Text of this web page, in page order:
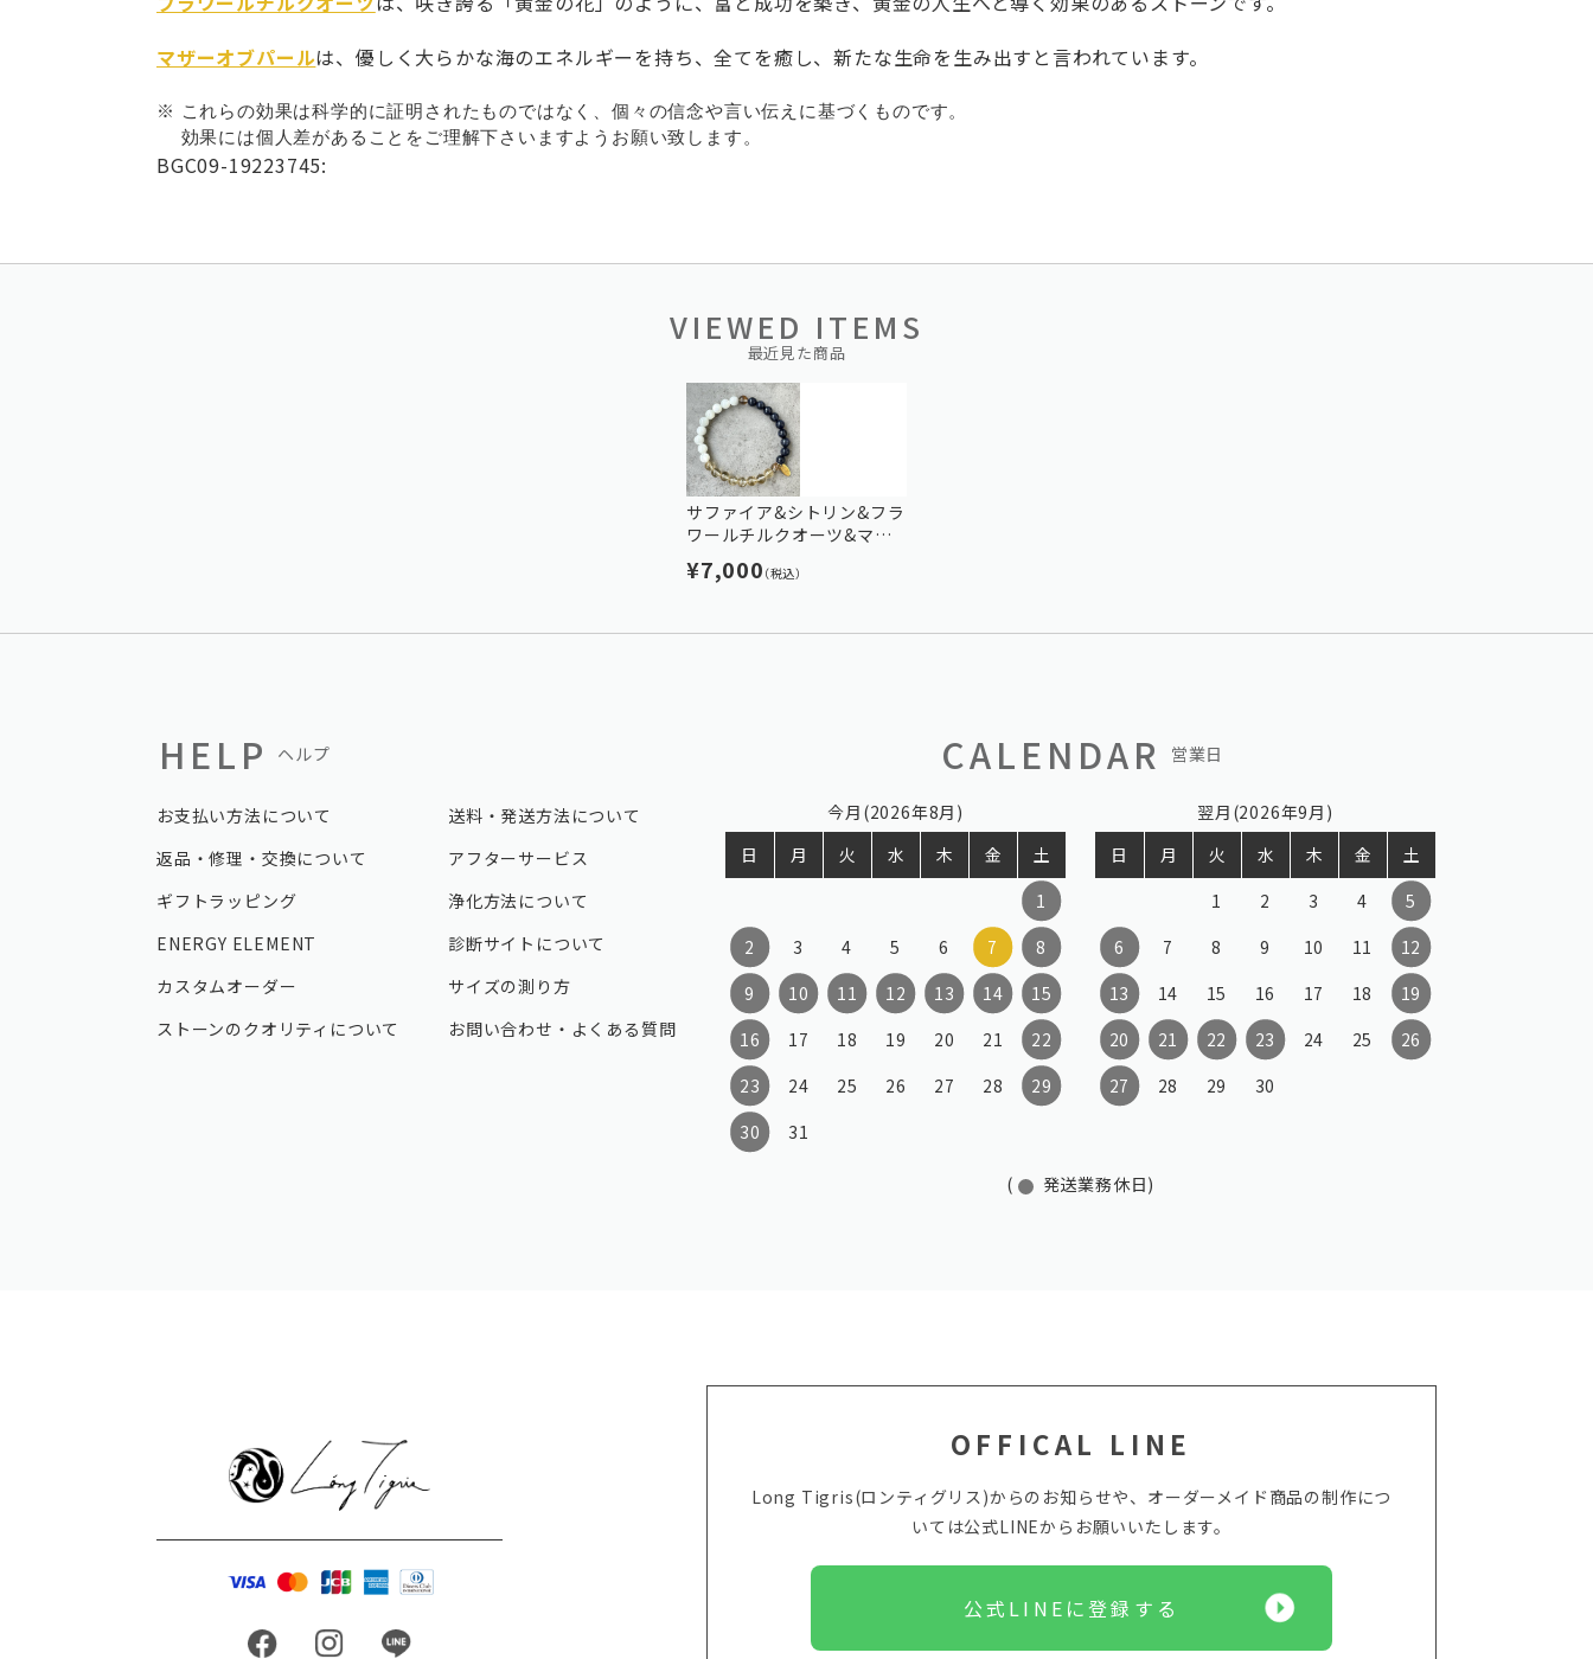
マザーオブパールは、優しく大らかな海のエネルギーを持ち、全てを癒し、新たな生命を生み出すと言われています。
※ これらの効果は科学的に証明されたものではなく、個々の信念や言い伝えに基づくものです。
効果には個人差があることをご理解下さいますようお願い致します。
BGC09-19223745:
VIEWED ITEMS
最近見た商品
サファイア&シトリン&フラ
ワールチルクオーツ&マザ
ーオブパール
¥7,000（税込）
HELP ヘルプ
お支払い方法について
送料・発送方法について
返品・修理・交換について
アフターサービス
ギフトラッピング
浄化方法について
ENERGY ELEMENT
診断サイトについて
カスタムオーダー
サイズの測り方
ストーンのクオリティについて
お問い合わせ・よくある質問
CALENDAR 営業日
今月(2026年8月)
日
月 火 水 木 金
土
1
2
3 4 5 6 7
8
9
10 11 12 13 14
15
16
17 18 19 20 21
22
23
24 25 26 27 28
29
30
31
翌月(2026年9月)
日
月 火 水 木 金
土
1
2 3 4
5
6
7 8 9 10 11
12
13
14 15 16 17 18
19
20
21 22 23 24 25
26
27
28 29 30
( 発送業務休日)
OFFICAL LINE
Long Tigris(ロンティグリス)からのお知らせや、オーダーメイド商品の制作につ
いては公式LINEからお願いいたします。
公式LINEに登録する